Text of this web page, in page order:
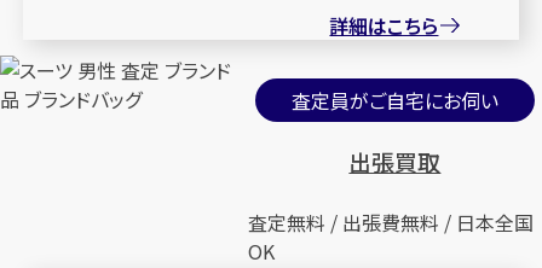
詳細はこちら
査定員がご自宅にお伺い
出張買取
査定無料 / 出張費無料 / 日本全国
OK